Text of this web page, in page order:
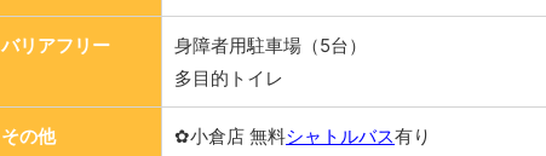
バリアフリー
身障者用駐車場（5台）
多目的トイレ
その他 ✿小倉店 無料シャトルバス有り